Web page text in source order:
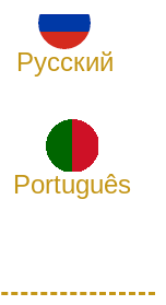
Русский
Português